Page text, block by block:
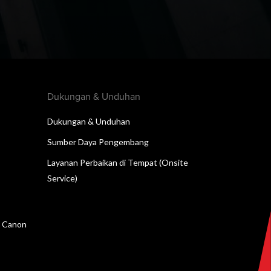
Dukungan & Unduhan
Dukungan & Unduhan
Sumber Daya Pengembang
Layanan Perbaikan di Tempat (Onsite
Service)